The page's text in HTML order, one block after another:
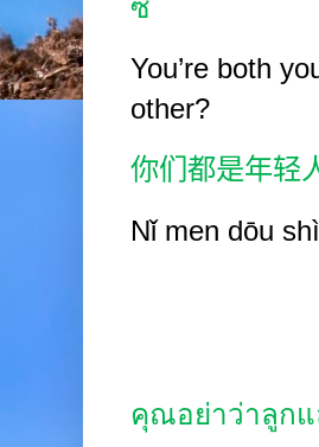
ซิ
You’re both
other?
你们都是年轻
Nǐ men dōu
คุณอย่าว่าลูก